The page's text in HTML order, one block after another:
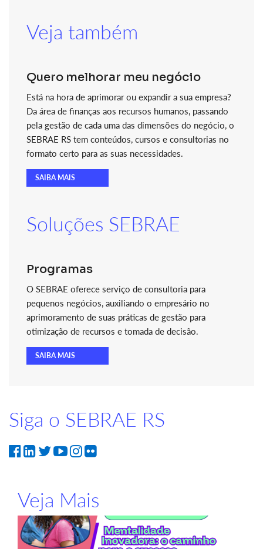
Veja também
Quero melhorar meu negócio
Está na hora de aprimorar ou expandir a sua empresa?
Da área de finanças aos recursos humanos, passando
pela gestão de cada uma das dimensões do negócio, o
SEBRAE RS tem conteúdos, cursos e consultorias no
formato certo para as suas necessidades.
SAIBA MAIS
Soluções SEBRAE
Programas
O SEBRAE oferece serviço de consultoria para
pequenos negócios, auxiliando o empresário no
aprimoramento de suas práticas de gestão para
otimização de recursos e tomada de decisão.
SAIBA MAIS
Siga o SEBRAE RS
Veja Mais